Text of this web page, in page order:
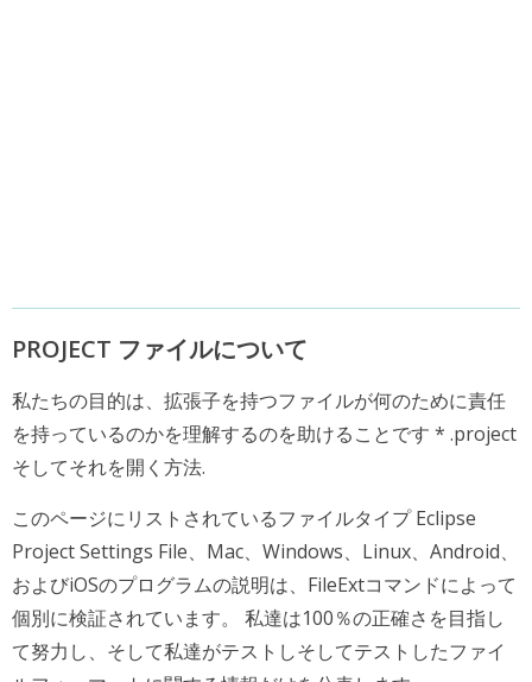
PROJECT ファイルについて
私たちの目的は、拡張子を持つファイルが何のために責任
を持っているのかを理解するのを助けることです * .project
そしてそれを開く方法.
このページにリストされているファイルタイプ Eclipse
Project Settings File、Mac、Windows、Linux、Android、
およびiOSのプログラムの説明は、FileExtコマンドによって
個別に検証されています。 私達は100％の正確さを目指し
て努力し、そして私達がテストしそしてテストしたファイ